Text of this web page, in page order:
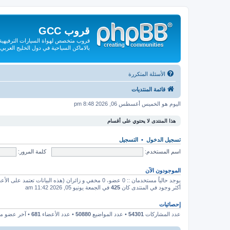
قروب GCC
قروب متخصص لهواة السيارات الترفيهية
بالاماكن السياحية في دول الخليج العربي
الأسئلة المتكررة
قائمة المنتديات
اليوم هو الخميس أغسطس 06, 2026 8:48 pm
هذا المنتدى لا يحتوي على أقسام
تسجيل الدخول • التسجيل
اسم المستخدم:
كلمة المرور:
الموجودون الآن
يوجد حالياً مستخدمان :: 0 عضو، 0 مخفي و زائران (هذه البيانات تعتمد على الأعضاء النشطين خلال الـ 5 دقائق الماضية)
أكثر وجود في المنتدى كان 425 في الجمعة يونيو 05, 2026 11:42 am
إحصائيات
عدد المشاركات 54301 • عدد المواضيع 50880 • عدد الأعضاء 681 • آخر عضو